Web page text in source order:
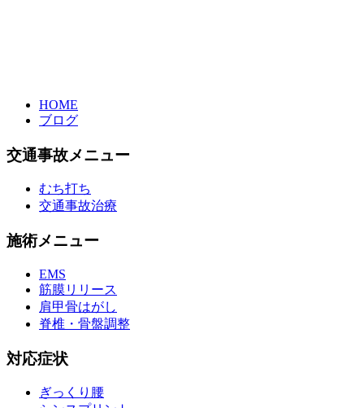
HOME
ブログ
交通事故メニュー
むち打ち
交通事故治療
施術メニュー
EMS
筋膜リリース
肩甲骨はがし
脊椎・骨盤調整
対応症状
ぎっくり腰